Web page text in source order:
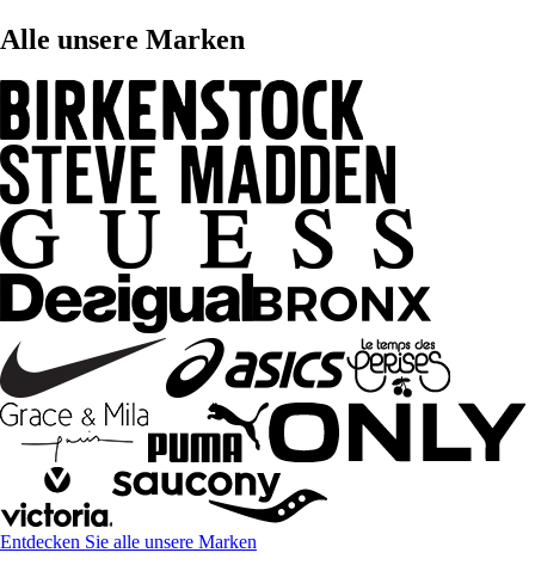
Alle unsere Marken
Entdecken Sie alle unsere Marken